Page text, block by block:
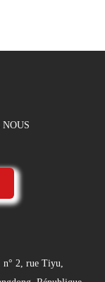
NOUS
2, rue Tiyu,